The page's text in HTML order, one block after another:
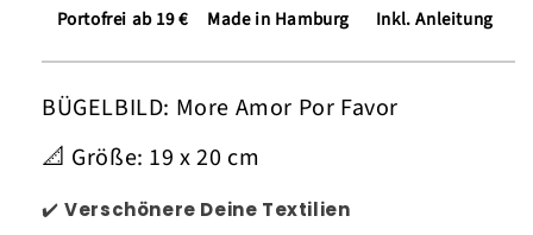
Portofrei ab 19 € Made in Hamburg Inkl. Anleitung
BÜGELBILD: More Amor Por Favor
📐 Größe: 19 x 20 cm
✔️ Verschönere Deine Textilien